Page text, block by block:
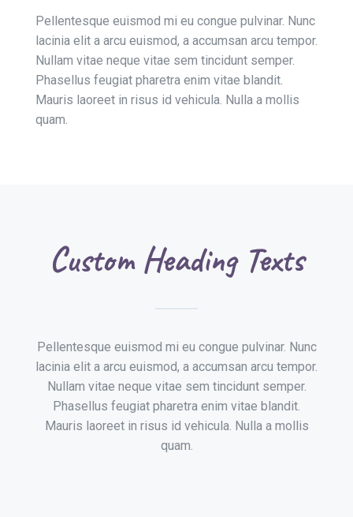
Pellentesque euismod mi eu congue pulvinar. Nunc
lacinia elit a arcu euismod, a accumsan arcu tempor.
Nullam vitae neque vitae sem tincidunt semper.
Phasellus feugiat pharetra enim vitae blandit.
Mauris laoreet in risus id vehicula. Nulla a mollis
quam.
Custom Heading Texts
Pellentesque euismod mi eu congue pulvinar. Nunc
lacinia elit a arcu euismod, a accumsan arcu tempor.
Nullam vitae neque vitae sem tincidunt semper.
Phasellus feugiat pharetra enim vitae blandit.
Mauris laoreet in risus id vehicula. Nulla a mollis
quam.